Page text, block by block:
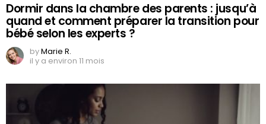
Dormir dans la chambre des parents : jusqu’à
quand et comment préparer la transition pour
bébé selon les experts ?
byMarie R.
il y a environ 11 mois